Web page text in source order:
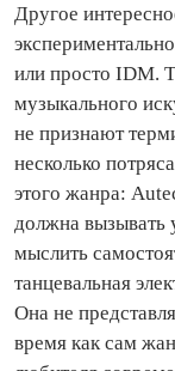
Другое
или просто IDM.
музыкального
не признают
несколько
этого жанра:
должна вызывать
мыслить
танцевальная
Она не
время как сам